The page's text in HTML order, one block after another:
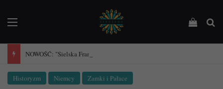
Menu
Historyzm Niemcy Zamki i Pałace